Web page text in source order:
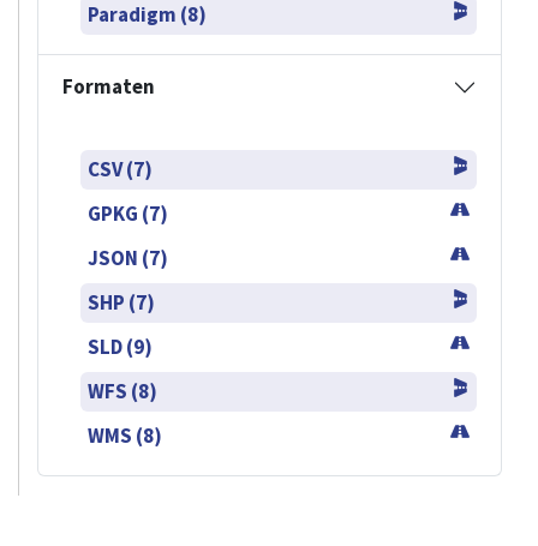
Paradigm (8)
Formaten
CSV (7)
GPKG (7)
JSON (7)
SHP (7)
SLD (9)
WFS (8)
WMS (8)